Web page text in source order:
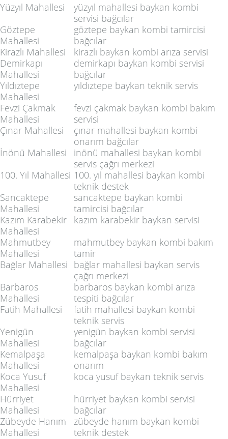
Yüzyıl Mahallesi
yüzyıl mahallesi baykan kombi
servisi bağcılar
Göztepe
Mahallesi
göztepe baykan kombi tamircisi
bağcılar
Kirazlı Mahallesi
kirazlı baykan kombi arıza servisi
Demirkapı
Mahallesi
demirkapı baykan kombi servisi
bağcılar
Yıldıztepe
Mahallesi
yıldıztepe baykan teknik servis
Fevzi Çakmak
Mahallesi
fevzi çakmak baykan kombi bakım
servisi
Çınar Mahallesi
çınar mahallesi baykan kombi
onarım bağcılar
İnönü Mahallesi
inönü mahallesi baykan kombi
servis çağrı merkezi
100. Yıl Mahallesi 100. yıl mahallesi baykan kombi
teknik destek
Sancaktepe
Mahallesi
sancaktepe baykan kombi
tamircisi bağcılar
Kazım Karabekir
Mahallesi
kazım karabekir baykan servisi
Mahmutbey
Mahallesi
mahmutbey baykan kombi bakım
tamir
Bağlar Mahallesi bağlar mahallesi baykan servis
çağrı merkezi
Barbaros
Mahallesi
barbaros baykan kombi arıza
tespiti bağcılar
Fatih Mahallesi
fatih mahallesi baykan kombi
teknik servis
Yenigün
Mahallesi
yenigün baykan kombi servisi
bağcılar
Kemalpaşa
Mahallesi
kemalpaşa baykan kombi bakım
onarım
Koca Yusuf
Mahallesi
koca yusuf baykan teknik servis
Hürriyet
Mahallesi
hürriyet baykan kombi servisi
bağcılar
Zübeyde Hanım
Mahallesi
zübeyde hanım baykan kombi
teknik destek